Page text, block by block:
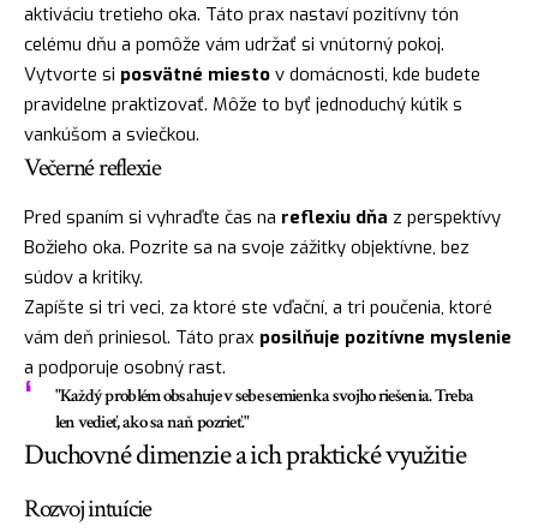
aktiváciu tretieho oka. Táto prax nastaví pozitívny tón
celému dňu a pomôže vám udržať si vnútorný pokoj.
Vytvorte si posvätné miesto v domácnosti, kde budete
pravidelne praktizovať. Môže to byť jednoduchý kútik s
vankúšom a sviečkou.
Večerné reflexie
Pred spaním si vyhraďte čas na reflexiu dňa z perspektívy
Božieho oka. Pozrite sa na svoje zážitky objektívne, bez
súdov a kritiky.
Zapíšte si tri veci, za ktoré ste vďační, a tri poučenia, ktoré
vám deň priniesol. Táto prax posilňuje pozitívne myslenie
a podporuje osobný rast.
"Každý problém obsahuje v sebe semienka svojho riešenia. Treba
len vedieť, ako sa naň pozrieť."
Duchovné dimenzie a ich praktické využitie
Rozvoj intuície